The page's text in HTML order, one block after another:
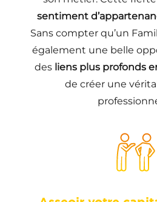
sentiment
Sans compter qu’un
également une belle
des liens plus profonds
de créer une